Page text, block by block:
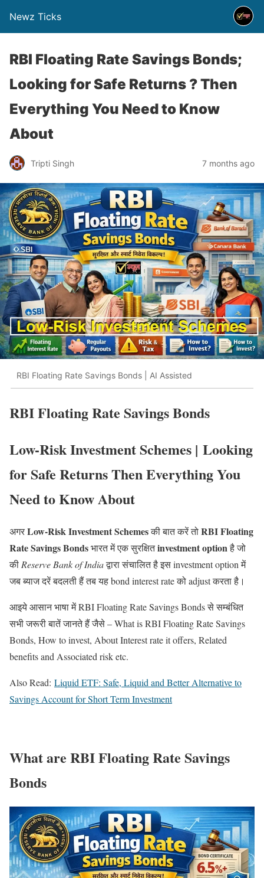
Newz Ticks
RBI Floating Rate Savings Bonds;
Looking for Safe Returns ? Then
Everything You Need to Know
About
Tripti Singh 7 months ago
RBI Floating Rate Savings Bonds | AI Assisted
RBI Floating Rate Savings Bonds
Low-Risk Investment Schemes | Looking
for Safe Returns Then Everything You
Need to Know About
अगरLow-Risk Investment Schemesकी बात करें तोRBI Floating
Rate Savings Bondsभारत में एक सुरक्षितinvestment optionहै जो
की Reserve Bank of Indiaद्वारा संचालित है इस investment option में
जब ब्याज दरें बदलती हैं तब यह bond interest rate को adjust करता है।
आइये आसान भाषा में RBI Floating Rate Savings Bonds से सम्बंधित
सभी जरूरी बातें जानते हैं जैसे – What is RBI Floating Rate Savings
Bonds, How to invest, About Interest rate it offers, Related
benefits and Associated risk etc.
Also Read: Liquid ETF: Safe, Liquid and Better Alternative to
Savings Account for Short Term Investment
What are RBI Floating Rate Savings
Bonds